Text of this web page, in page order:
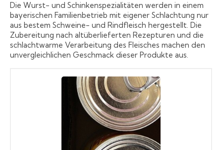
Die Wurst- und Schinkenspezialitäten werden in einem
bayerischen Familienbetrieb mit eigener Schlachtung nur
aus bestem Schweine- und Rindfleisch hergestellt. Die
Zubereitung nach altüberlieferten Rezepturen und die
schlachtwarme Verarbeitung des Fleisches machen den
unvergleichlichen Geschmack dieser Produkte aus.